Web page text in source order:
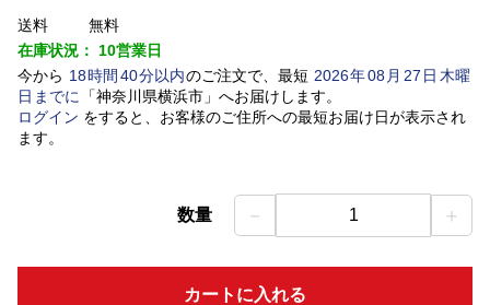
送料
無料
在庫状況： 10営業日
今から 18時間 40分以内のご注文で、最短 2026年08 月 27 日木曜
日 までに 「神奈川県横浜市」 へお届けします。
ログイン をすると、お客様のご住所への最短お届け日が表示され
ます。
数量 － 1 ＋
カートに入れる